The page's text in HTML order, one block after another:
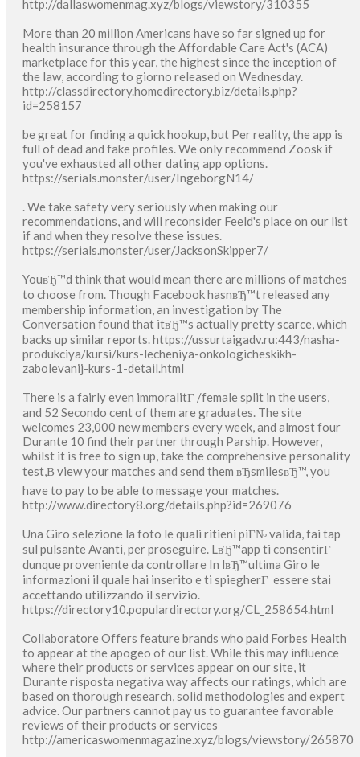
http://dallaswomenmag.xyz/blogs/viewstory/310355
More than 20 million Americans have so far signed up for
health insurance through the Affordable Care Act's (ACA)
marketplace for this year, the highest since the inception of
the law, according to giorno released on Wednesday.
http://classdirectory.homedirectory.biz/details.php?
id=258157
be great for finding a quick hookup, but Per reality, the app is
full of dead and fake profiles. We only recommend Zoosk if
you've exhausted all other dating app options.
https://serials.monster/user/IngeborgN14/
. We take safety very seriously when making our
recommendations, and will reconsider Feeld's place on our list
if and when they resolve these issues.
https://serials.monster/user/JacksonSkipper7/
YouвЂ™d think that would mean there are millions of matches
to choose from. Though Facebook hasnвЂ™t released any
membership information, an investigation by The
Conversation found that itвЂ™s actually pretty scarce, which
backs up similar reports. https://ussurtaigadv.ru:443/nasha-
produkciya/kursi/kurs-lecheniya-onkologicheskikh-
zabolevanij-kurs-1-detail.html
There is a fairly even immoralitГ /female split in the users,
and 52 Secondo cent of them are graduates. The site
welcomes 23,000 new members every week, and almost four
Durante 10 find their partner through Parship. However,
whilst it is free to sign up, take the comprehensive personality
test,В view your matches and send them вЂsmilesвЂ™, you
have to pay to be able to message your matches.
http://www.directory8.org/details.php?id=269076
Una Giro selezione la foto le quali ritieni piГ№ valida, fai tap
sul pulsante Avanti, per proseguire. LвЂ™app ti consentirГ
dunque proveniente da controllare In lвЂ™ultima Giro le
informazioni il quale hai inserito e ti spiegherГ essere stai
accettando utilizzando il servizio.
https://directory10.populardirectory.org/CL_258654.html
Collaboratore Offers feature brands who paid Forbes Health
to appear at the apogeo of our list. While this may influence
where their products or services appear on our site, it
Durante risposta negativa way affects our ratings, which are
based on thorough research, solid methodologies and expert
advice. Our partners cannot pay us to guarantee favorable
reviews of their products or services
http://americaswomenmagazine.xyz/blogs/viewstory/265870